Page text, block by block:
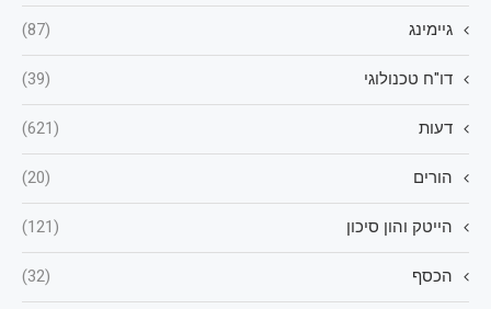
גיימינג (87)
דו"ח טכנולוגי (39)
דעות (621)
הורים (20)
הייטק והון סיכון (121)
הכסף (32)